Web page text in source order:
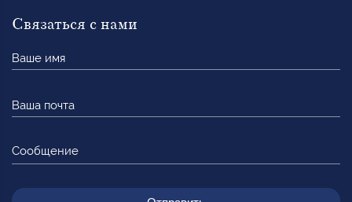
Связаться с нами
имя
почта
Сообщение